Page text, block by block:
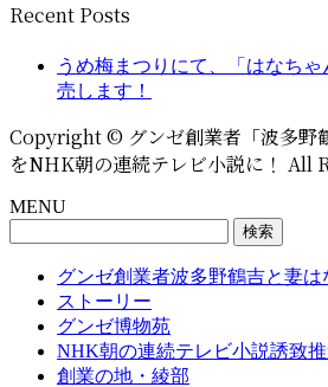
Recent Posts
うめ梅まつりにて、「はなち
売します！
Copyright © グンゼ創業者「波多野
をNHK朝の連続テレビ小説に！ All
MENU
グンゼ創業者波多野鶴吉と妻は
ストーリー
グンゼ博物苑
NHK朝の連続テレビ小説誘致
創業の地・綾部